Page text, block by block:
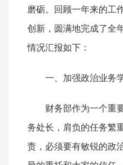
磨砺。回顾一年来的工
创新，圆满地完成了全
情况汇报如下：
一、加强政治业务
财务部作为一个重
务处长，肩负的任务繁
责，必须要有敏锐的政